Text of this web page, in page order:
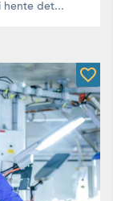
hente det...